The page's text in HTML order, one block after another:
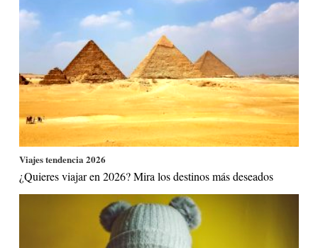
Viajes tendencia 2026
¿Quieres viajar en 2026? Mira los destinos más deseados